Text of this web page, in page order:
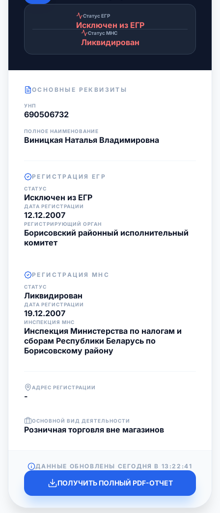
Статус ЕГР
Исключен из ЕГР
Статус МНС
Ликвидирован
ОСНОВНЫЕ РЕКВИЗИТЫ
УНП
690506732
ПОЛНОЕ НАИМЕНОВАНИЕ
Виницкая Наталья Владимировна
РЕГИСТРАЦИЯ ЕГР
СТАТУС
Исключен из ЕГР
ДАТА РЕГИСТРАЦИИ
12.12.2007
РЕГИСТРИРУЮЩИЙ ОРГАН
Борисовский районный исполнительный
комитет
РЕГИСТРАЦИЯ МНС
СТАТУС
Ликвидирован
ДАТА РЕГИСТРАЦИИ
19.12.2007
ИНСПЕКЦИЯ МНС
Инспекция Министерства по налогам и
сборам Республики Беларусь по
Борисовскому району
АДРЕС РЕГИСТРАЦИИ
-
ОСНОВНОЙ ВИД ДЕЯТЕЛЬНОСТИ
Розничная торговля вне магазинов
ДАННЫЕ ОБНОВЛЕНЫ СЕГОДНЯ В 13:22:41
ПОЛУЧИТЬ ПОЛНЫЙ PDF-ОТЧЕТ